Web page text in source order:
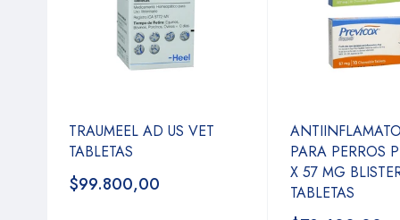
TRAUMEEL AD US VET
TABLETAS
$99.800,00
PARA PERROS
X 57 MG
TABLETAS